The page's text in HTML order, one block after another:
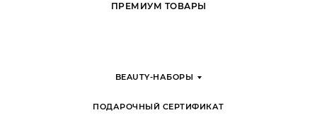
ПРЕМИУМ ТОВАРЫ
BEAUTY-НАБОРЫ
ПОДАРОЧНЫЙ СЕРТИФИКАТ